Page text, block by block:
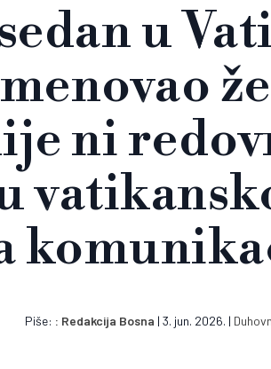
u
ni
Piše: Redakcija Bosna | 3. jun. 2026. |